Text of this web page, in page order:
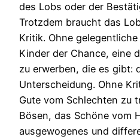
des Lobs oder der
Trotzdem braucht das
Kritik. Ohne
Kinder der Chance, eine
zu erwerben, die es gibt:
Unterscheidung. Ohne
Gute vom Schlechten zu
Bösen, das Schöne vom
ausgewogenes und